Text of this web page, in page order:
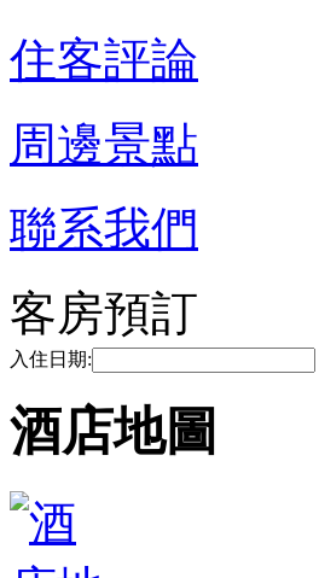
住客評論
周邊景點
聯系我們
客房預訂
入住日期:
酒店地圖